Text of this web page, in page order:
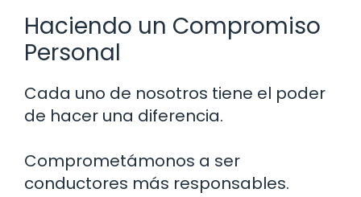
Haciendo un Compromiso
Personal
Cada uno de nosotros tiene el poder
de hacer una diferencia.
Comprometámonos a ser
conductores más responsables.